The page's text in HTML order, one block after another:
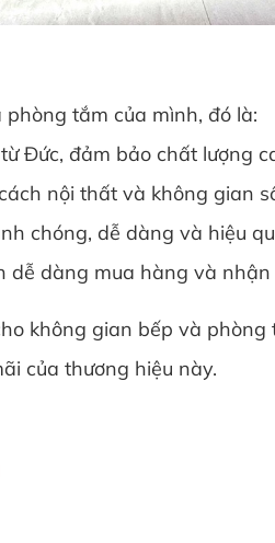
tắm của mình, đó là:
Đức, đảm bảo chất lượng
nội thất và không gian
chóng, dễ dàng và hiệu
dàng mua hàng và
không gian bếp và
của thương hiệu này.